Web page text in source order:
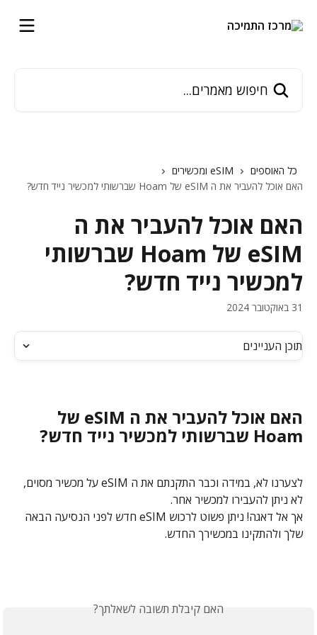
כל האוספים
eSIM ומכשירים
האם אוכל להעביר את ה eSIM של Hoam שברשותי למכשיר נייד חדש?
האם אוכל להעביר את ה
eSIM של Hoam שברשותי
למכשיר נייד חדש?
31 באוקטובר 2024
תוכן העניינים
האם אוכל להעביר את ה eSIM של
Hoam שברשותי למכשיר נייד חדש?
לצערנו לא, במידה וכבר התקנתם את ה eSIM על מכשיר מסוים,
לא ניתן להעבירו למכשיר אחר.
אך אל דאגה! ניתן פשוט לרכוש eSIM חדש לפני הנסיעה הבאה
שלך ולהתקינו במכשירך החדש.
האם קיבלת תשובה לשאלתך?